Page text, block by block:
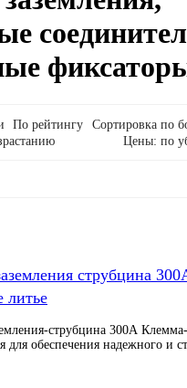
По рейтингу
Сортировка по
Цены: по
струбцина
литье
струбцина 300А
для обеспечения надежного и